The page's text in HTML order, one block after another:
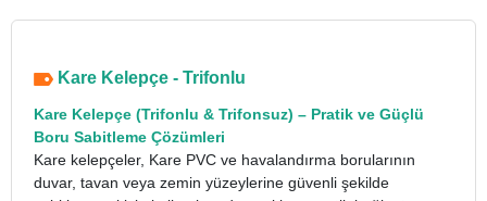
Kare Kelepçe - Trifonlu
Kare Kelepçe (Trifonlu & Trifonsuz) – Pratik ve Güçlü
Boru Sabitleme Çözümleri
Kare kelepçeler, Kare PVC ve havalandırma borularının
duvar, tavan veya zemin yüzeylerine güvenli şekilde